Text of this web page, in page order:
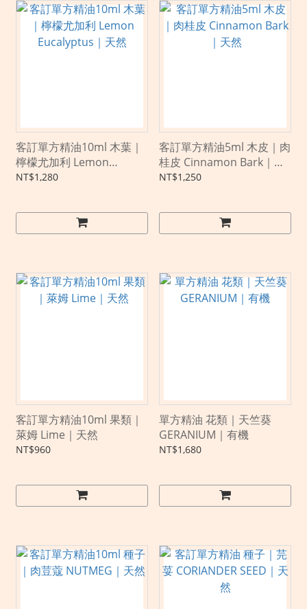
客訂單方精油10ml 木葉｜
檸檬尤加利 Lemon
Eucalyptus｜天然
NT$1,280
客訂單方精油5ml 木皮｜肉
桂皮 Cinnamon Bark｜天
然
NT$1,250
客訂單方精油10ml 果類｜
萊姆 Lime｜天然
NT$960
單方精油 花類｜天竺葵
GERANIUM｜有機
NT$1,680